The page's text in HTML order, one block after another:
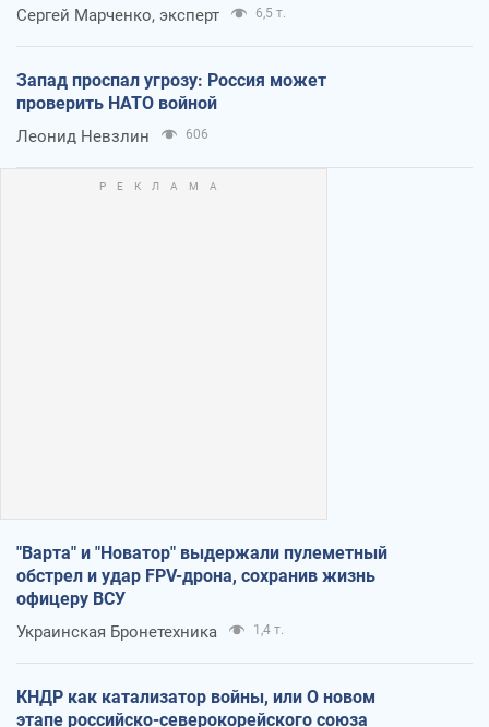
Сергей Марченко, эксперт 6,5 т.
Запад проспал угрозу: Россия может
проверить НАТО войной
Леонид Невзлин 606
"Варта" и "Новатор" выдержали пулеметный
обстрел и удар FPV-дрона, сохранив жизнь
офицеру ВСУ
Украинская Бронетехника 1,4 т.
КНДР как катализатор войны, или О новом
этапе российско-северокорейского союза